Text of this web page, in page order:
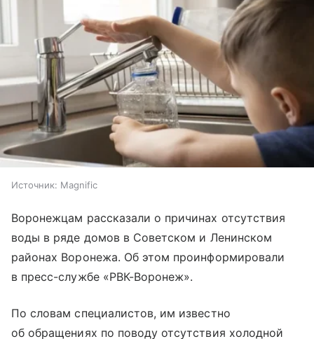
Источник: Magnific
Воронежцам рассказали о причинах отсутствия
воды в ряде домов в Советском и Ленинском
районах Воронежа. Об этом проинформировали
в пресс-службе «РВК-Воронеж».
По словам специалистов, им известно
об обращениях по поводу отсутствия холодной